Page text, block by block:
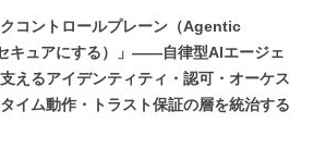
クコントロールプレーン（Agentic
キュアにする）」——自律型AIエージェ
えるアイデンティティ・認可・オーケス
イム動作・トラスト保証の層を統治する